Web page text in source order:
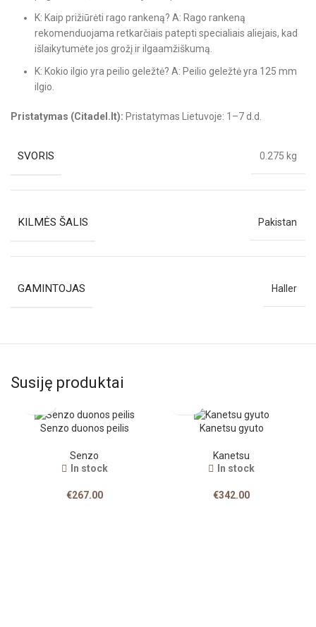
K: Kaip prižiūrėti rago rankeną? A: Rago rankeną
rekomenduojama retkarčiais patepti specialiais aliejais, kad
išlaikytumėte jos grožį ir ilgaamžiškumą.
K: Kokio ilgio yra peilio geležtė? A: Peilio geležtė yra 125 mm
ilgio.
Pristatymas (Citadel.lt): Pristatymas Lietuvoje: 1–7 d.d.
SVORIS 0.275 kg
KILMĖS ŠALIS Pakistan
GAMINTOJAS Haller
Susiję produktai
Senzo duonos peilis
Senzo
In stock
€267.00
Kanetsu gyuto
Kanetsu
In stock
€342.00